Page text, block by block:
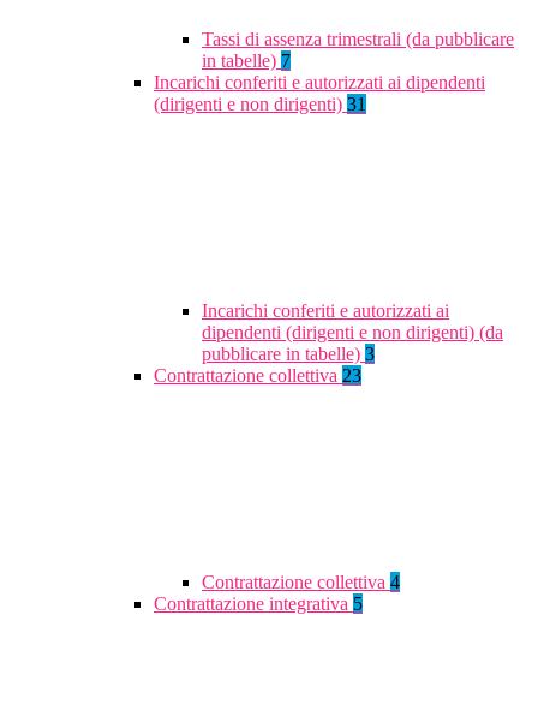
Tassi di assenza trimestrali (da pubblicare
in tabelle) 7
Incarichi conferiti e autorizzati ai dipendenti
(dirigenti e non dirigenti) 31
Incarichi conferiti e autorizzati ai
dipendenti (dirigenti e non dirigenti) (da
pubblicare in tabelle) 3
Contrattazione collettiva 23
Contrattazione collettiva 4
Contrattazione integrativa 5